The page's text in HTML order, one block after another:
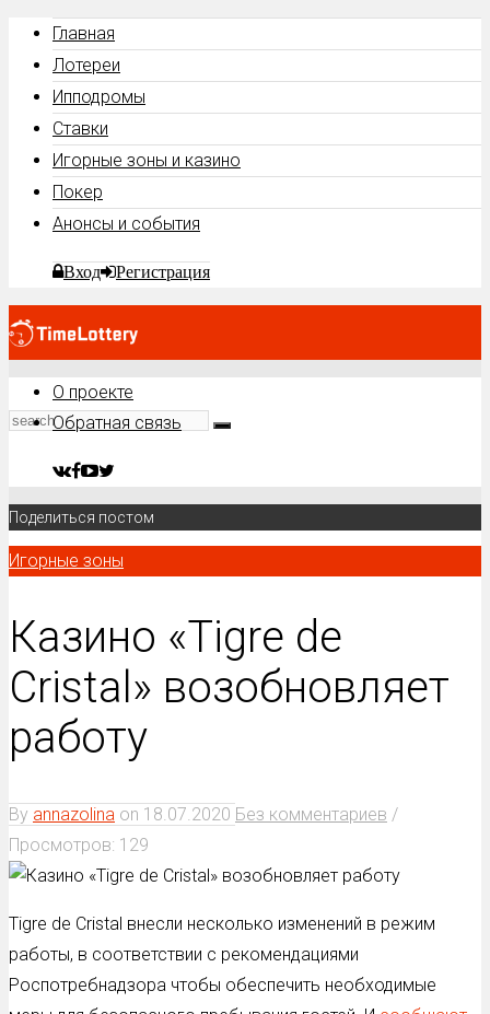
Главная
Лотереи
Ипподромы
Ставки
Игорные зоны и казино
Покер
Анонсы и события
Вход Регистрация
О проекте
Обратная связь
Поделиться постом
Игорные зоны
Казино «Tigre de
Cristal» возобновляет
работу
By annazolina on 18.07.2020 Без комментариев /
Просмотров: 129
Tigre de Cristal внесли несколько изменений в режим
работы, в соответствии с рекомендациями
Роспотребнадзора чтобы обеспечить необходимые